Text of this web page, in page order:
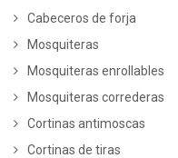
Cabeceros de forja
Mosquiteras
Mosquiteras enrollables
Mosquiteras correderas
Cortinas antimoscas
Cortinas de tiras